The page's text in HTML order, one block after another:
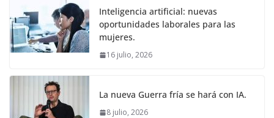
Inteligencia artificial: nuevas
oportunidades laborales para las
mujeres.
16 julio, 2026
La nueva Guerra fría se hará con IA.
8 julio, 2026